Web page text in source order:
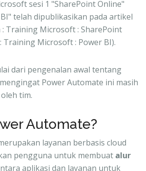
sesi 1 "SharePoint Online"
telah dipublikasikan pada artikel
Training Microsoft : SharePoint
Training Microsoft : Power BI).
dari pengenalan awal tentang
Power Automate ini masih
tim.
Automate?
layanan berbasis cloud
pengguna untuk membuat alur
aplikasi dan layanan untuk